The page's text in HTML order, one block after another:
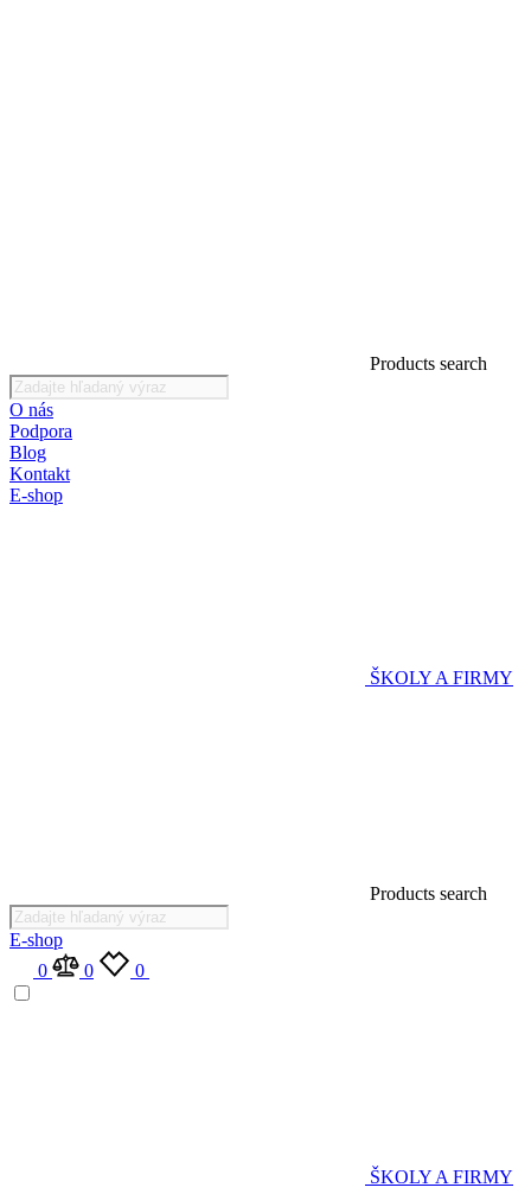
Products search
O nás
Podpora
Blog
Kontakt
E-shop
ŠKOLY A FIRMY
Products search
E-shop
0
0 0
ŠKOLY A FIRMY